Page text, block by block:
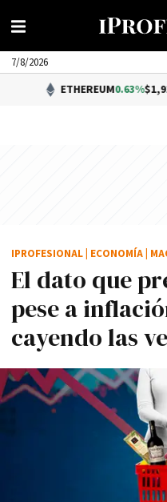
7/8/2026
0.63%$1,911.64
El dato que
pese a
cayendo las
IPROFESIONAL ECONOMÍA